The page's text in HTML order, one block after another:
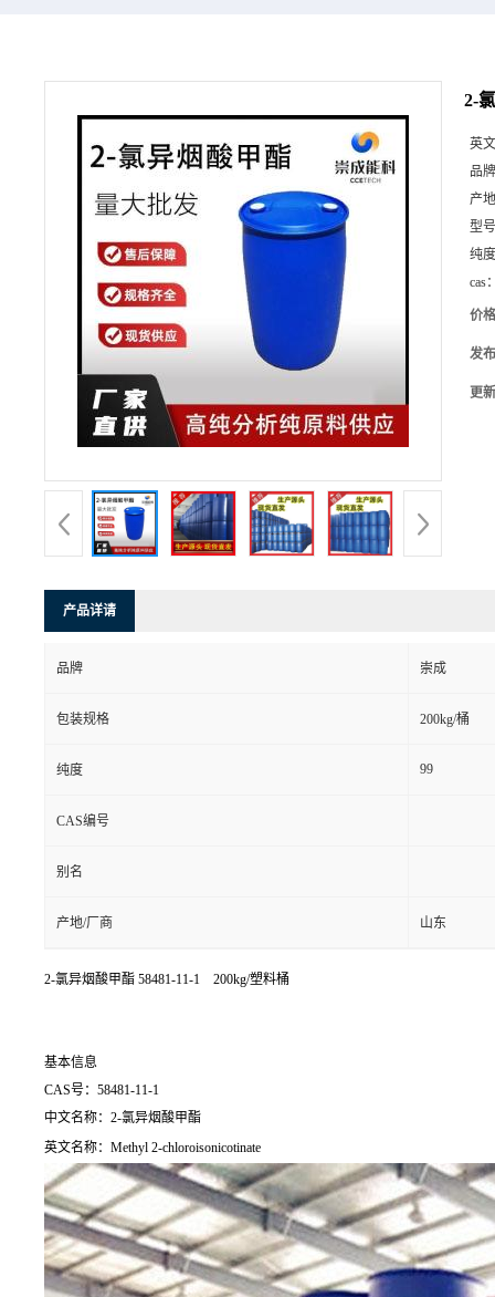
2-
英
品
产
型
纯
cas
价
发
更
产品详请
品牌 崇成
包装规格 200kg/桶
纯度 99
CAS编号
别名
产地/厂商 山东
2-氯异烟酸甲酯 58481-11-1 200kg/塑料桶
基本信息
CAS号：58481-11-1
中文名称：2-氯异烟酸甲酯
英文名称：Methyl 2-chloroisonicotinate